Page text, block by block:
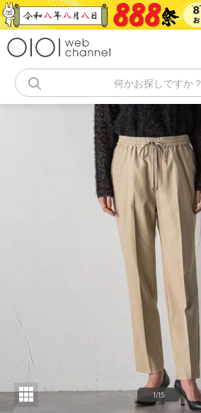
コ
ン
キ
何かお探しですか？
1/15